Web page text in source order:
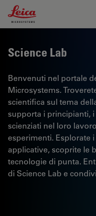
Leica Microsystems Logo
Science Lab
Benvenuti nel portale
Microsystems.
scientifica sul tema
supporta i principianti,
scienziati nel loro
esperimenti. Esplorate
applicative, scoprite le
tecnologie di punta.
di Science Lab e